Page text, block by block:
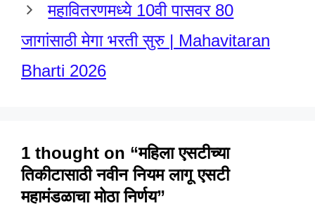
महावितरणमध्ये 10वी पासवर 80
जागांसाठी मेगा भरती सुरु | Mahavitaran
Bharti 2026
1 thought on “महिला एसटीच्या
तिकीटासाठी नवीन नियम लागू एसटी
महामंडळाचा मोठा निर्णय”